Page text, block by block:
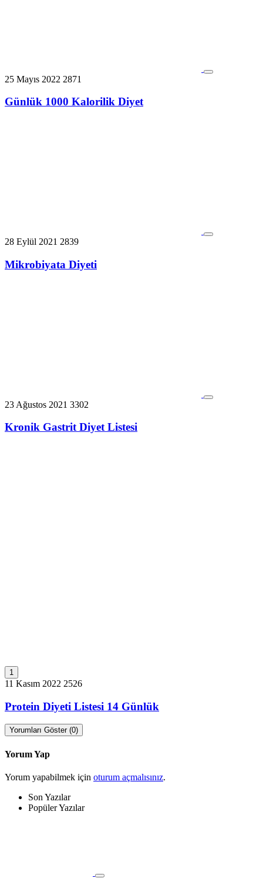
25 Mayıs 2022 2871
Günlük 1000 Kalorilik Diyet
28 Eylül 2021 2839
Mikrobiyata Diyeti
23 Ağustos 2021 3302
Kronik Gastrit Diyet Listesi
1
11 Kasım 2022 2526
Protein Diyeti Listesi 14 Günlük
Yorumları Göster (0)
Yorum Yap
Yorum yapabilmek için oturum açmalısınız.
Son Yazılar
Popüler Yazılar